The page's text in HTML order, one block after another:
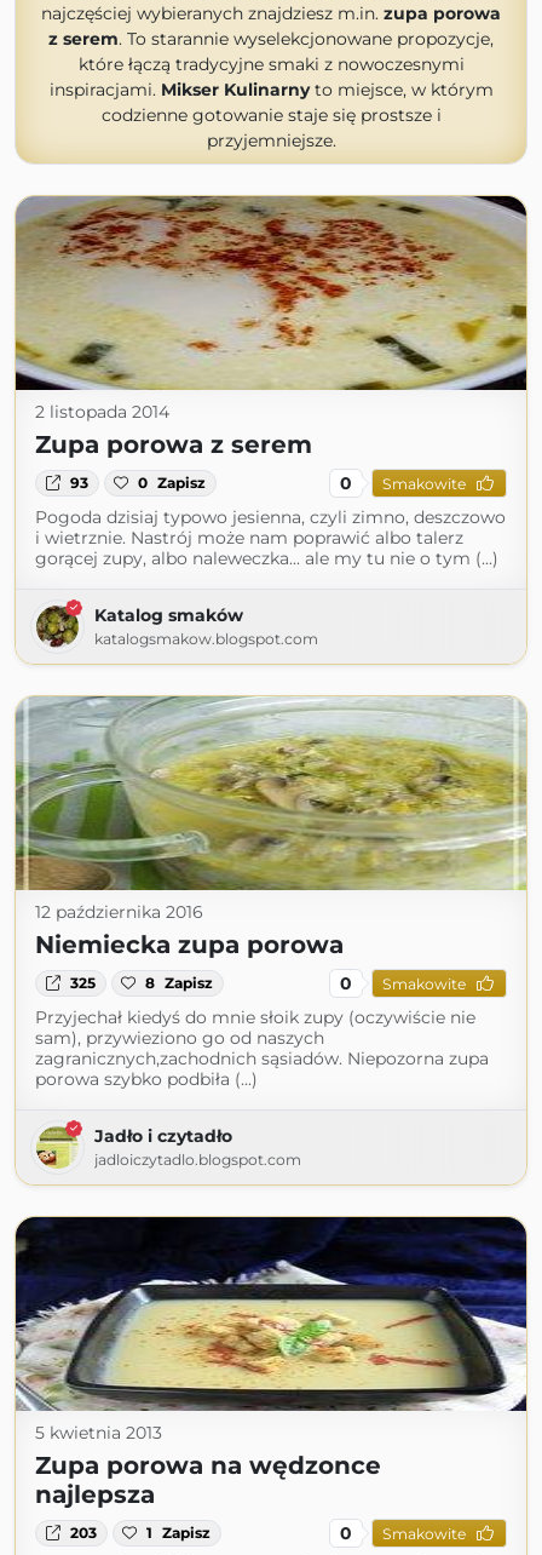
najczęściej wybieranych znajdziesz m.in. zupa porowa
z serem. To starannie wyselekcjonowane propozycje,
które łączą tradycyjne smaki z nowoczesnymi
inspiracjami. Mikser Kulinarnyto miejsce, w którym
codzienne gotowanie staje się prostsze i
przyjemniejsze.
2 listopada 2014
Zupa porowa z serem
93 0 Zapisz 0 Smakowite
Pogoda dzisiaj typowo jesienna, czyli zimno, deszczowo
i wietrznie. Nastrój może nam poprawić albo talerz
gorącej zupy, albo naleweczka... ale my tu nie o tym (...)
Katalog smaków
katalogsmakow.blogspot.com
12 października 2016
Niemiecka zupa porowa
325 8 Zapisz 0 Smakowite
Przyjechał kiedyś do mnie słoik zupy (oczywiście nie
sam), przywieziono go od naszych
zagranicznych,zachodnich sąsiadów. Niepozorna zupa
porowa szybko podbiła (...)
Jadło i czytadło
jadloiczytadlo.blogspot.com
5 kwietnia 2013
Zupa porowa na wędzonce
najlepsza
203 1 Zapisz 0 Smakowite